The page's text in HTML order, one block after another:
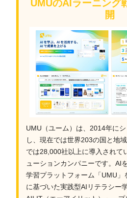
UMUのAIラーニング
開
UMU（ユーム）は、2014年に
し、現在では世界203の国と地
では28,000社以上に導入されて
ューションカンパニーです。AI
学習プラットフォーム「UMU」
に基づいた実践型AIリテラシー